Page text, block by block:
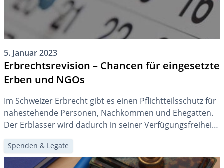
5. Januar 2023
Erbrechtsrevision – Chancen für eingesetzte
Erben und NGOs
Im Schweizer Erbrecht gibt es einen Pflichtteilsschutz für
nahestehende Personen, Nachkommen und Ehegatten.
Der Erblasser wird dadurch in seiner Verfügungsfreiheit
eingeschränkt. Auch die Hürden für eine Enterbung sind
in der Schweiz hoch. Durch die Reduktion der Pflichtteile
im Rahmen der Erbrechtsrevision, welche am 1. Januar
Spenden & Legate